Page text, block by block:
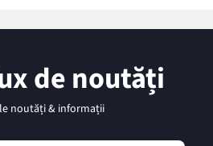
de noutăți
noutăți & informații